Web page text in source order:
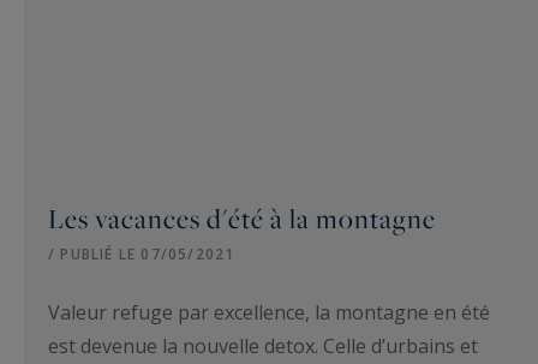
Les vacances d'été à la montagne
/ PUBLIÉ LE 07/05/2021
Valeur refuge par excellence, la montagne en été
est devenue la nouvelle detox. Celle d’urbains et